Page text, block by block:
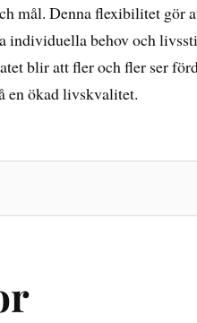
mål. Denna flexibilitet gör
individuella behov och
blir att fler och fler ser
en ökad livskvalitet.